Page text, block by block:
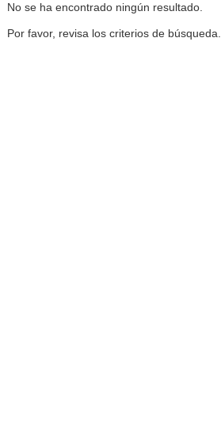
No se ha encontrado ningún resultado.
Por favor, revisa los criterios de búsqueda.